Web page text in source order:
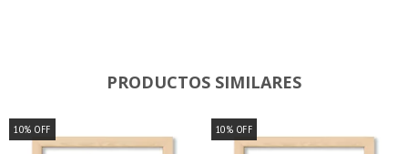
PRODUCTOS SIMILARES
10% OFF 10% OFF